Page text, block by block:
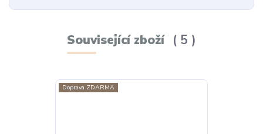
Související zboží 5
Doprava ZDARMA